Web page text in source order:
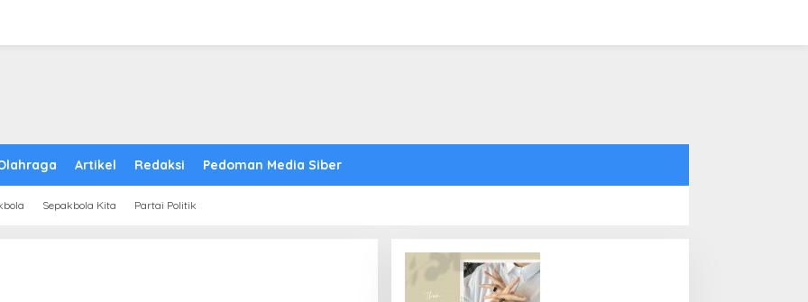
Artikel Redaksi Pedoman Media Siber
Sepakbola Kita Partai Politik